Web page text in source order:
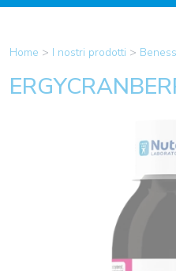
Home > I nostri prodotti >